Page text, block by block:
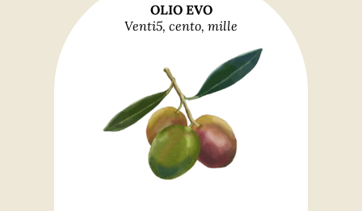
OLIO EVO
Venti5, cento, mille